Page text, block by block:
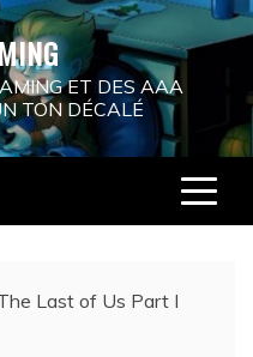
ET DES AAA
TON DÉCALÉ
Last of Us Part I